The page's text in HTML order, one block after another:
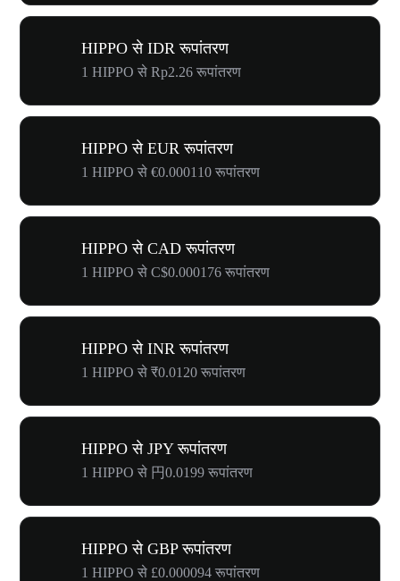
HIPPO से IDR रूपांतरण
1 HIPPO से Rp2.26 रूपांतरण
HIPPO से EUR रूपांतरण
1 HIPPO से €0.000110 रूपांतरण
HIPPO से CAD रूपांतरण
1 HIPPO से C$0.000176 रूपांतरण
HIPPO से INR रूपांतरण
1 HIPPO से ₹0.0120 रूपांतरण
HIPPO से JPY रूपांतरण
1 HIPPO से 円0.0199 रूपांतरण
HIPPO से GBP रूपांतरण
1 HIPPO से £0.000094 रूपांतरण